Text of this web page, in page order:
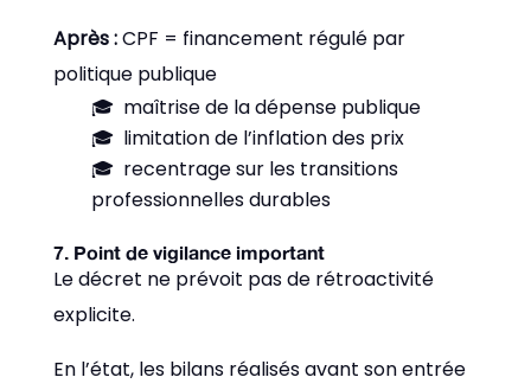
Après :CPF = financement régulé par
politique publique
maîtrise de la dépense publique
limitation de l’inflation des prix
recentrage sur les transitions
professionnelles durables
7. Point de vigilance important
Le décret ne prévoit pas de rétroactivité
explicite.
En l’état, les bilans réalisés avant son entrée